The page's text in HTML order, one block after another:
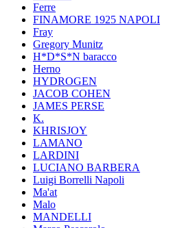
Ferre
FINAMORE 1925 NAPOLI
Fray
Gregory Munitz
H*D*S*N baracco
Herno
HYDROGEN
JACOB COHEN
JAMES PERSE
K.
KHRISJOY
LAMANO
LARDINI
LUCIANO BARBERA
Luigi Borrelli Napoli
Ma'at
Malo
MANDELLI